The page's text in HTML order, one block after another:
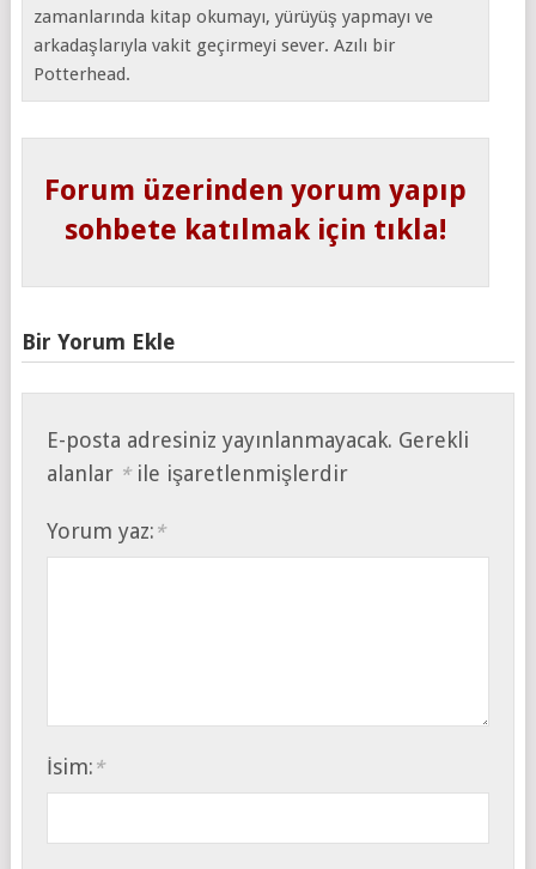
zamanlarında kitap okumayı, yürüyüş yapmayı ve
arkadaşlarıyla vakit geçirmeyi sever. Azılı bir
Potterhead.
Forum üzerinden yorum yapıp
sohbete katılmak için tıkla!
Bir Yorum Ekle
E-posta adresiniz yayınlanmayacak. Gerekli
alanlar *ile işaretlenmişlerdir
Yorum yaz: *
İsim: *